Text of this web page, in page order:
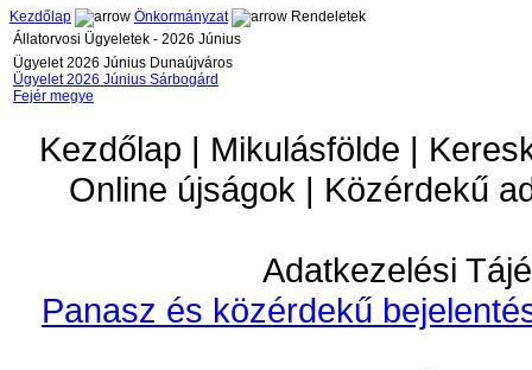
Kezdőlap Önkormányzat
Rendeletek
Állatorvosi Ügyeletek - 2026 Június
Ügyelet 2026 Június Dunaújváros
Ügyelet 2026 Június Sárbogárd
Fejér megye
Kezdőlap | Mikulásfölde |
Online újságok | Közérdekű
Adatkezelési
Panasz és közérdekű